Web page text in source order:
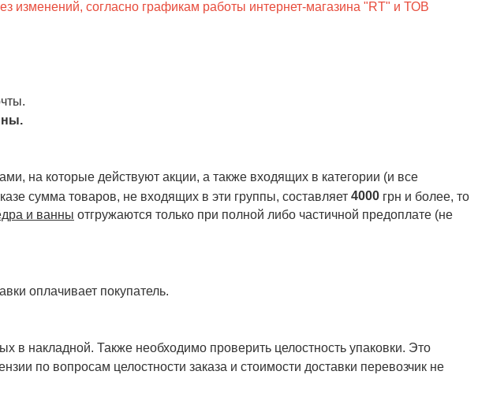
изменений, согласно графикам работы интернет-магазина "RT" и ТОВ
на которые действуют акции, а также входящих в категории (и все
сумма товаров, не входящих в эти группы, составляет 4000 грн и более, то
и ванны отгружаются только при полной либо частичной предоплате (не
оплачивает покупатель.
в накладной. Также необходимо проверить целостность упаковки. Это
по вопросам целостности заказа и стоимости доставки перевозчик не